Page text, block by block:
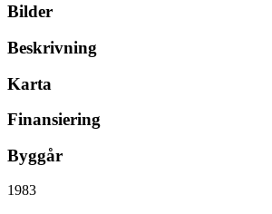
Bilder
Beskrivning
Karta
Finansiering
Byggår
1983